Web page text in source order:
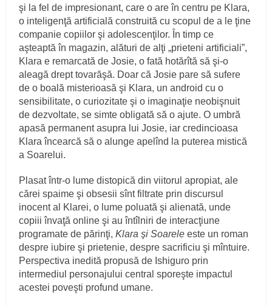
şi la fel de impresionant, care o are în centru pe Klara,
o inteligenţă artificială construită cu scopul de a le ţine
companie copiilor şi adolescenţilor. În timp ce
aşteaptă în magazin, alături de alţi „prieteni artificiali”,
Klara e remarcată de Josie, o fată hotărîtă să şi-o
aleagă drept tovarăşă. Doar că Josie pare să sufere
de o boală misterioasă şi Klara, un android cu o
sensibilitate, o curiozitate şi o imaginaţie neobişnuit
de dezvoltate, se simte obligată să o ajute. O umbră
apasă permanent asupra lui Josie, iar credincioasa
Klara încearcă să o alunge apelînd la puterea mistică
a Soarelui.
Plasat într-o lume distopică din viitorul apropiat, ale
cărei spaime şi obsesii sînt filtrate prin discursul
inocent al Klarei, o lume poluată şi alienată, unde
copiii învaţă online şi au întîlniri de interacţiune
programate de părinţi,Klara şi Soarele este un roman
despre iubire şi prietenie, despre sacrificiu şi mîntuire.
Perspectiva inedită propusă de Ishiguro prin
intermediul personajului central sporeşte impactul
acestei poveşti profund umane.